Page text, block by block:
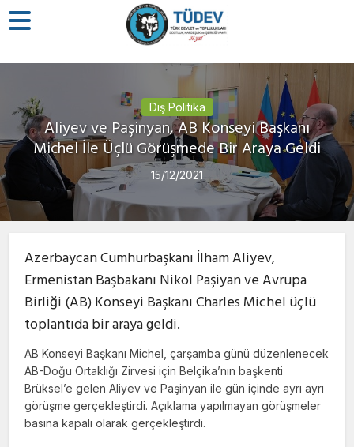
Dış Politika
Aliyev ve Paşinyan, AB Konseyi Başkanı
Michel İle Üçlü Görüşmede Bir Araya Geldi
15/12/2021
Azerbaycan Cumhurbaşkanı İlham Aliyev,
Ermenistan Başbakanı Nikol Paşiyan ve Avrupa
Birliği (AB) Konseyi Başkanı Charles Michel üçlü
toplantıda bir araya geldi.
AB Konseyi Başkanı Michel, çarşamba günü düzenlenecek
AB-Doğu Ortaklığı Zirvesi için Belçika’nın başkenti
Brüksel’e gelen Aliyev ve Paşinyan ile gün içinde ayrı ayrı
görüşme gerçekleştirdi. Açıklama yapılmayan görüşmeler
basına kapalı olarak gerçekleştirdi.